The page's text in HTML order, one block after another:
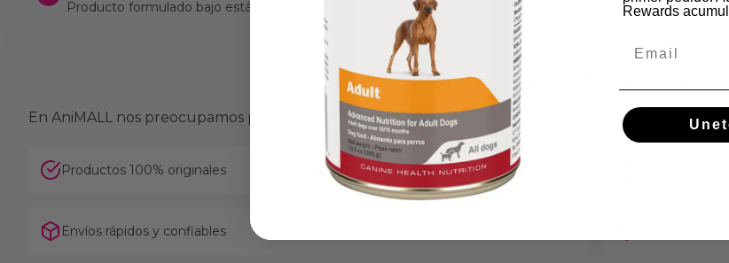
Producto formulado bajo estándares profesionales para garantizar la salud y bienestar de tu mascota.
Compra con total confianza
En AniMALL nos preocupamos por el bienestar de tu mascota. Por eso garantizamos productos
Productos 100% originales
Envíos rápidos y confiables
Rewards